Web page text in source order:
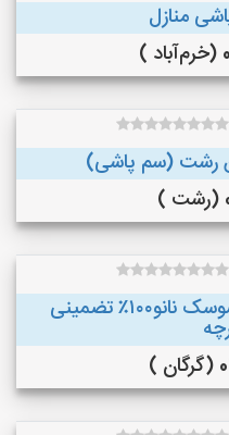
منازل
رشت (سم پاشی)
سمپاشی سم پاشی ساس سوسک نانو۱۰۰٪ تضمینی
)